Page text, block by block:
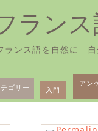
ランス
ンス語を自然に 自
ゴリー 入門
アン